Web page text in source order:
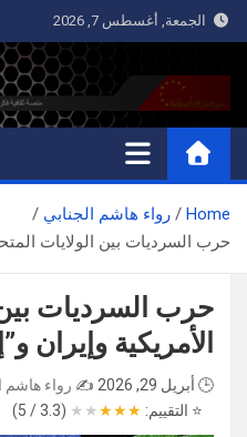
Skip
to
الجمعة, أغسطس 7, 2026
رؤى شرق
منصة ثقافية فكرية تابعة للمركز
Home
رواء هاشم الجنابي
حرب السرديات بين الولايات
حرب السرديات بين
الأمريكية وإيران
🕒 أبريل 29, 2026 ✍️ رواء هاشم
⭐ التقييم: ★
★
★
★
★
(3.3 / 5)